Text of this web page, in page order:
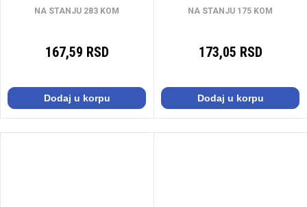
NA STANJU 283 KOM
167,59 RSD
Dodaj u korpu
NA STANJU 175 KOM
173,05 RSD
Dodaj u korpu